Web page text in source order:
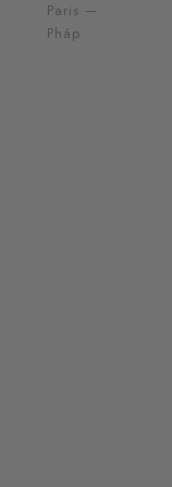
Paris —
Pháp